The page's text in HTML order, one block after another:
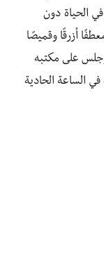
الحياة دون
أزرقًا وقميصًا
على مكتبه
الساعة الحادية